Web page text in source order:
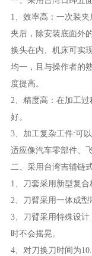
1、效率高：一次装
夹后，除安装底面外
换头在内、机床可实
均一，且与操作者的
度提高。
2、精度高：在加工
好。
3、加工复杂工件:可
适应像汽车零部件、
二、采用台湾吉辅链
1、刀套采用新型复合
2、刀臂采用一体成型
3、刀臂采用特殊设
时不会摇晃。
4、对刀换刀时间为